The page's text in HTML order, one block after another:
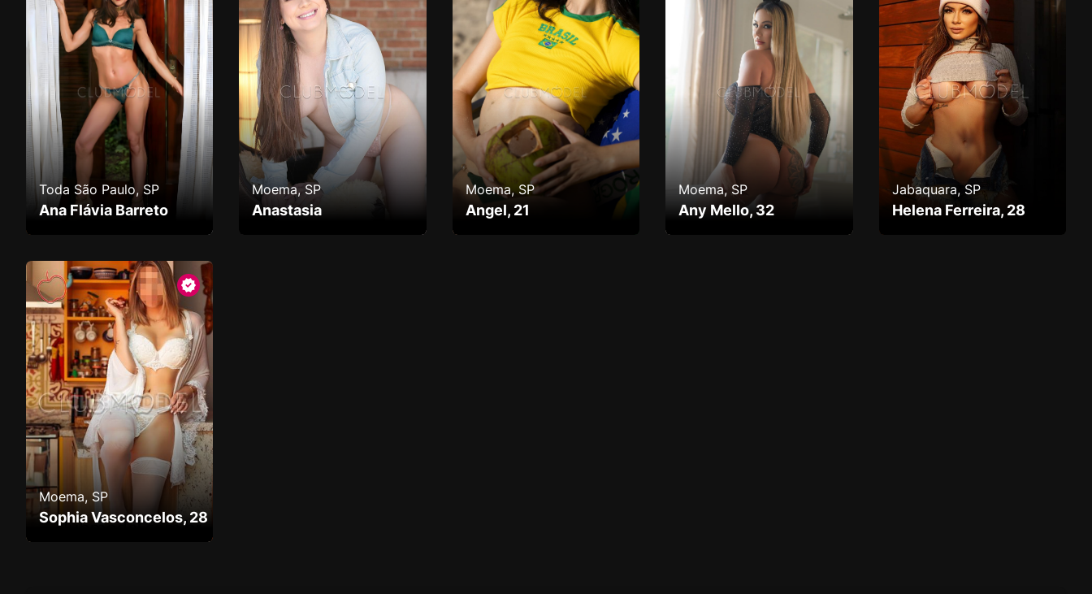
Toda São Paulo, SP
Ana Flávia Barreto
Moema, SP
Anastasia
Moema, SP
Angel, 21
Moema, SP
Any Mello, 32
Jabaquara, SP
Helena Ferreira, 28
Moema, SP
Sophia Vasconcelos, 28